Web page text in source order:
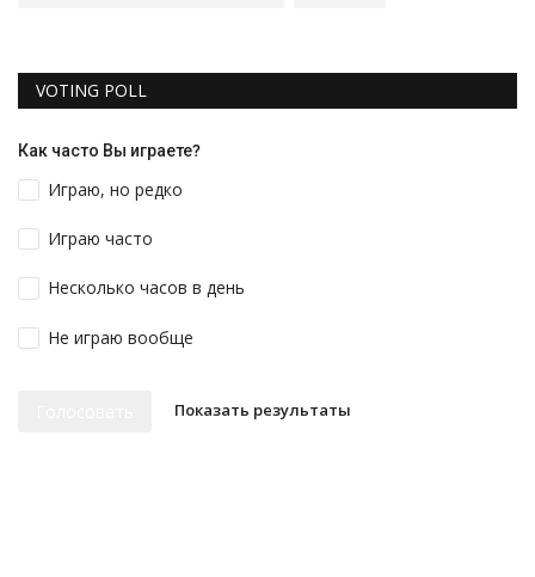
VOTING POLL
Как часто Вы играете?
Играю, но редко
Играю часто
Несколько часов в день
Не играю вообще
Показать результаты